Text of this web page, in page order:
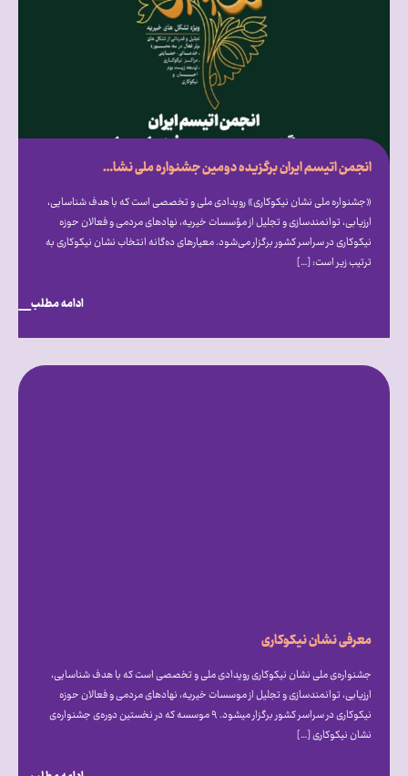
انجمن اتیسم ایران برگزیده دومین جشنواره ملی نشان نیکوکاری شد
«جشنواره ملی نشان نیکوکاری» رویدادی ملی و تخصصی است که با هدف شناسایی،
ارزیابی، توانمندسازی و تجلیل از مؤسسات خیریه، نهادهای مردمی و فعالان حوزه
نیکوکاری در سراسر کشور برگزار می‎‌شود. معیارهای ده‌گانه انتخاب نشان نیکوکاری به
ترتیب زیر است: […]
ادامه مطلب
معرفی نشان نیکوکاری
جشنواره‌ی ملی نشان نیکوکاری رویدادی ملی و تخصصی است که با هدف شناسایی،
ارزیابی، توانمندسازی و تجلیل از موسسات خیریه، نهادهای مردمی و فعالان حوزه
نیکوکاری در سراسر کشور برگزار میشود. ۹ موسسه که در نخستین دوره‌ی جشنواره‌ی
نشان نیکوکاری […]